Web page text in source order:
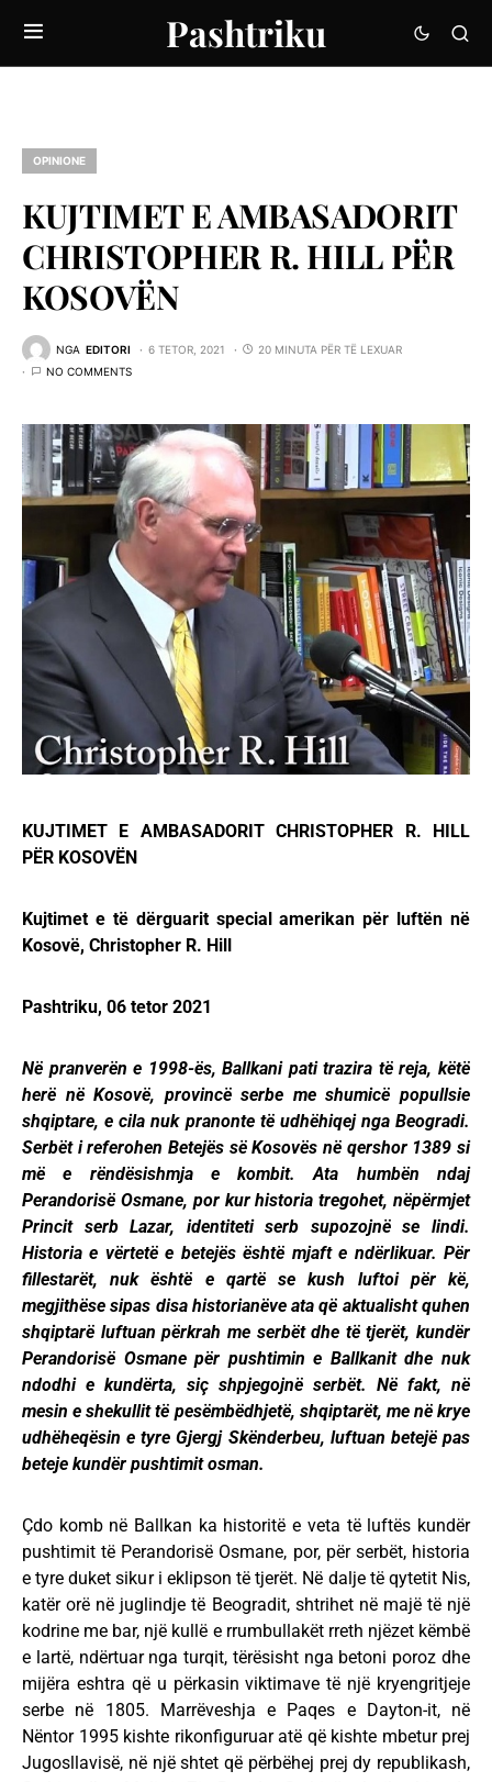
Pashtriku
OPINIONE
KUJTIMET E AMBASADORIT
CHRISTOPHER R. HILL PËR
KOSOVËN
NGA EDITORI 6 TETOR, 2021
20 MINUTA PËR TË LEXUAR
NO COMMENTS
KUJTIMET E AMBASADORIT CHRISTOPHER R. HILL
PËR KOSOVËN
Kujtimet e të dërguarit special amerikan për luftën në
Kosovë, Christopher R. Hill
Pashtriku, 06 tetor 2021
Në pranverën e 1998-ës, Ballkani pati trazira të reja, këtë
herë në Kosovë, provincë serbe me shumicë popullsie
shqiptare, e cila nuk pranonte të udhëhiqej nga Beogradi.
Serbët i referohen Betejës së Kosovës në qershor 1389 si
më e rëndësishmja e kombit. Ata humbën ndaj
Perandorisë Osmane, por kur historia tregohet, nëpërmjet
Princit serb Lazar, identiteti serb supozojnë se lindi.
Historia e vërtetë e betejës është mjaft e ndërlikuar. Për
fillestarët, nuk është e qartë se kush luftoi për kë,
megjithëse sipas disa historianëve ata që aktualisht quhen
shqiptarë luftuan përkrah me serbët dhe të tjerët, kundër
Perandorisë Osmane për pushtimin e Ballkanit dhe nuk
ndodhi e kundërta, siç shpjegojnë serbët. Në fakt, në
mesin e shekullit të pesëmbëdhjetë, shqiptarët, me në krye
udhëheqësin e tyre Gjergj Skënderbeu, luftuan betejë pas
beteje kundër pushtimit osman.
Çdo komb në Ballkan ka historitë e veta të luftës kundër
pushtimit të Perandorisë Osmane, por, për serbët, historia
e tyre duket sikur i eklipson të tjerët. Në dalje të qytetit Nis,
katër orë në juglindje të Beogradit, shtrihet në majë të një
kodrine me bar, një kullë e rrumbullakët rreth njëzet këmbë
e lartë, ndërtuar nga turqit, tërësisht nga betoni poroz dhe
mijëra eshtra që u përkasin viktimave të një kryengritjeje
serbe në 1805. Marrëveshja e Paqes e Dayton-it, në
Nëntor 1995 kishte rikonfiguruar atë që kishte mbetur prej
Jugosllavisë, në një shtet që përbëhej prej dy republikash,